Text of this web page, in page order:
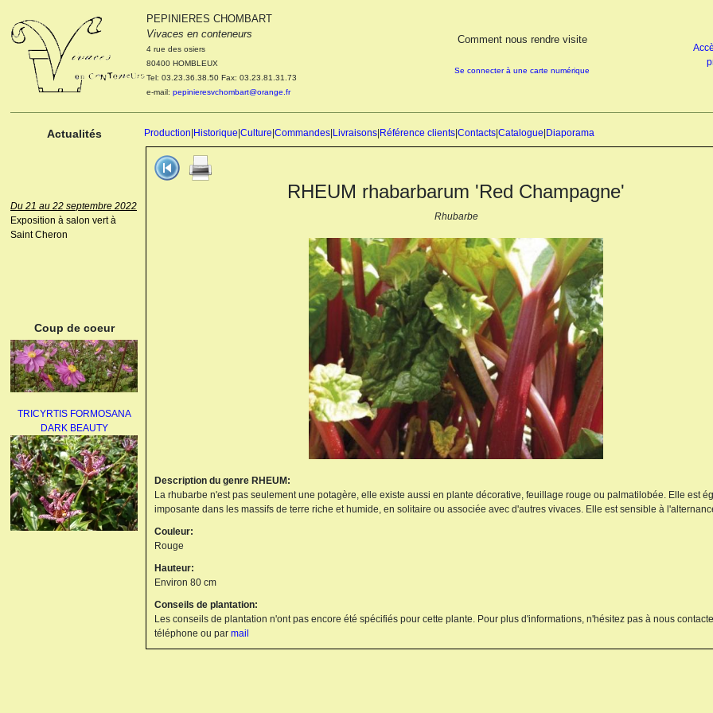
PEPINIERES CHOMBART
Vivaces en conteneurs
4 rue des osiers
80400 HOMBLEUX
Tel: 03.23.36.38.50 Fax: 03.23.81.31.73
e-mail: pepinieresvchombart@orange.fr
Comment nous rendre visite
Se connecter à une carte numérique
Actualités Production Historique Culture Commandes Livraisons Référence clients Contacts Catalogue Diaporama
Le 04 et 05 octobre 2022
Portes ouvertes de la
pépinière : Visite des
cultures, découverte des
nouveautés. Le rendez-vous
octobre 2022.
Du 21 au 22 septembre 2022
Exposition à salon vert à
Saint Cheron
Coup de coeur
TRICYRTIS FORMOSANA
DARK BEAUTY
RHEUM rhabarbarum 'Red Champagne'
Rhubarbe
Description du genre RHEUM:
La rhubarbe n'est pas seulement une potagère, elle existe aussi en plante décorative, feuillage rouge ou palmatilobée. Elle est
imposante dans les massifs de terre riche et humide, en solitaire ou associée avec d'autres vivaces. Elle est sensible à
Couleur:
Rouge
Hauteur:
Environ 80 cm
Conseils de plantation:
Les conseils de plantation n'ont pas encore été spécifiés pour cette plante. Pour plus d'informations, n'hésitez pas à nous
téléphone ou par mail